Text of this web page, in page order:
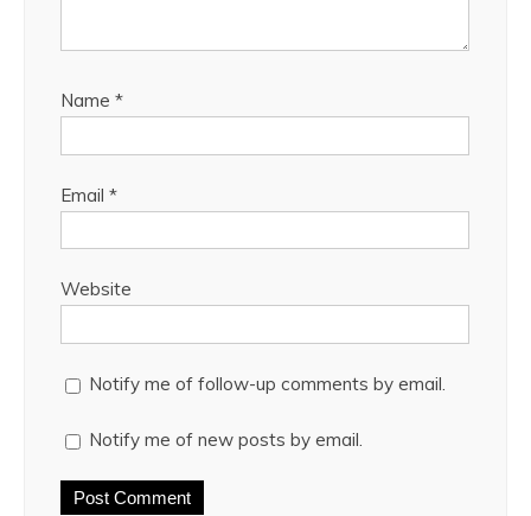
Name *
Email *
Website
Notify me of follow-up comments by email.
Notify me of new posts by email.